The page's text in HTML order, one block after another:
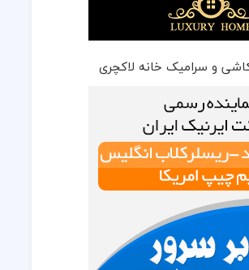
و سرامیک خانه لاکچری